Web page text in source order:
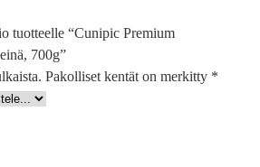
tuotteelle “Cunipic Premium
700g”
Pakolliset kentät on merkitty *